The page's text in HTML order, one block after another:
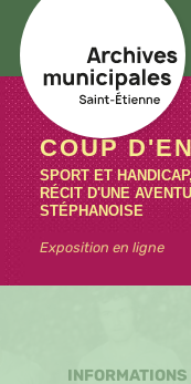
COUP
SPORT ET HANDICAP,
RÉCIT D'UNE
STÉPHANOISE
Exposition en ligne